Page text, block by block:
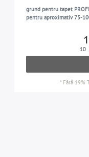
grund pentru tapet
pentru aproximativ 75-
10
* Fără 19%